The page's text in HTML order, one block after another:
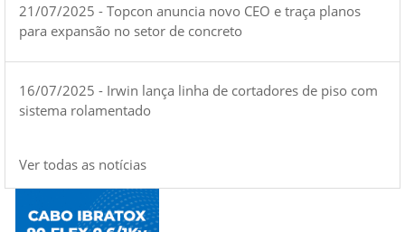
21/07/2025 - Topcon anuncia novo CEO e traça planos
para expansão no setor de concreto
16/07/2025 - Irwin lança linha de cortadores de piso com
sistema rolamentado
Ver todas as notícias